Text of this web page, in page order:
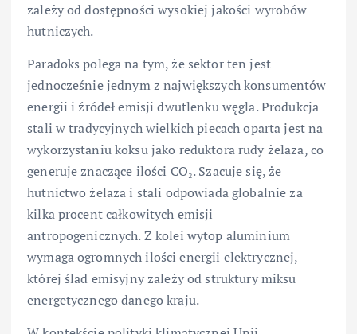
zależy od dostępności wysokiej jakości wyrobów
hutniczych.
Paradoks polega na tym, że sektor ten jest
jednocześnie jednym z największych konsumentów
energii i źródeł emisji dwutlenku węgla. Produkcja
stali w tradycyjnych wielkich piecach oparta jest na
wykorzystaniu koksu jako reduktora rudy żelaza, co
generuje znaczące ilości CO₂. Szacuje się, że
hutnictwo żelaza i stali odpowiada globalnie za
kilka procent całkowitych emisji
antropogenicznych. Z kolei wytop aluminium
wymaga ogromnych ilości energii elektrycznej,
której ślad emisyjny zależy od struktury miksu
energetycznego danego kraju.